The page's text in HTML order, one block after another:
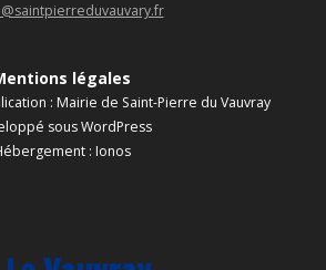
légales
: Mairie de Saint-Pierre du Vauvray
sous WordPress
: Ionos